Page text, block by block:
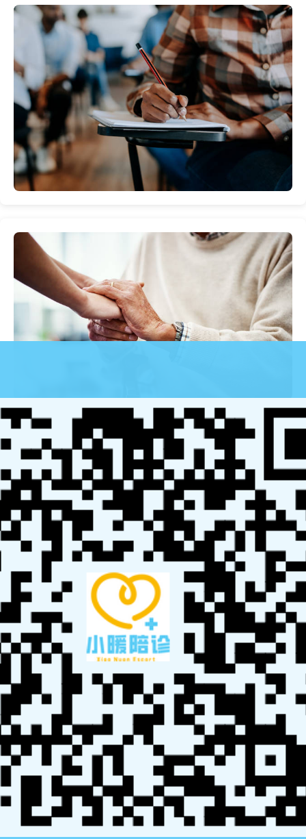
近年来，老年人因身体状况和生活习惯无法独立就医的情
况日益普遍，而医院复杂的就诊流程更是加大了这一需
求。与此同时，政府对老龄化社会的重视，也为医疗陪诊
行业的规范化和发展提供了政策支持，促使市场不断健康
小暖陪诊技能培训中心为希望进入这一领域的人士提供了
完善的培训项目，适合各类背景的人员。无论是从事家
都能在这里找到适合自己的职业路径。良好的沟通能力和
服务意识是成功的关键。
在医疗陪诊行业，专业性至关重要。陪诊师不仅需了解患者
的健康状况，还需熟悉医疗流程、医务人员及各项服务。这
样的专业知识能够帮助陪诊师更好地引导患者，提供贴心且
高效的服务。
接单
陪诊考试 陪诊师报考 陪诊师培训 陪诊师证书 陪诊师报名 陪诊师官
方入口
陪诊师平台 陪诊师服务
key=%E6%97%A5%E5%96%80%E5%88%99%E5%8C%BB%E7%96%97%E9%
99%AA%E8%AF%8A%E9%A1%BE%E9%97%AE%E5%B9%B3%E5%8F%B0%
E5%8D%95%E4%BB%B7